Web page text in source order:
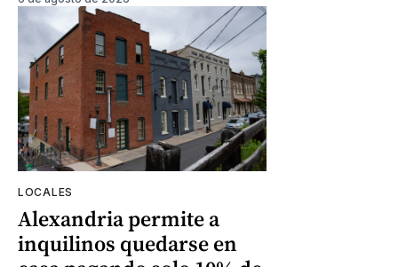
LOCALES
Alexandria permite a
inquilinos quedarse en